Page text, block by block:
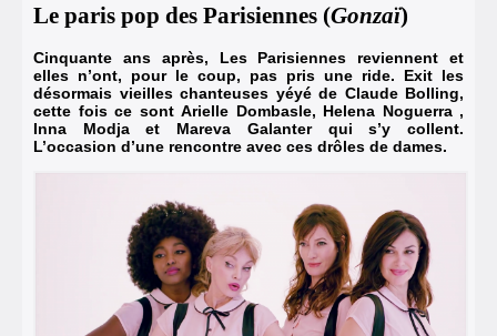
Le paris pop des Parisiennes (Gonzaï)
Cinquante ans après, Les Parisiennes reviennent et
elles n’ont, pour le coup, pas pris une ride. Exit les
désormais vieilles chanteuses yéyé de Claude Bolling,
cette fois ce sont Arielle Dombasle, Helena Noguerra ,
Inna Modja et Mareva Galanter qui s’y collent.
L’occasion d’une rencontre avec ces drôles de dames.